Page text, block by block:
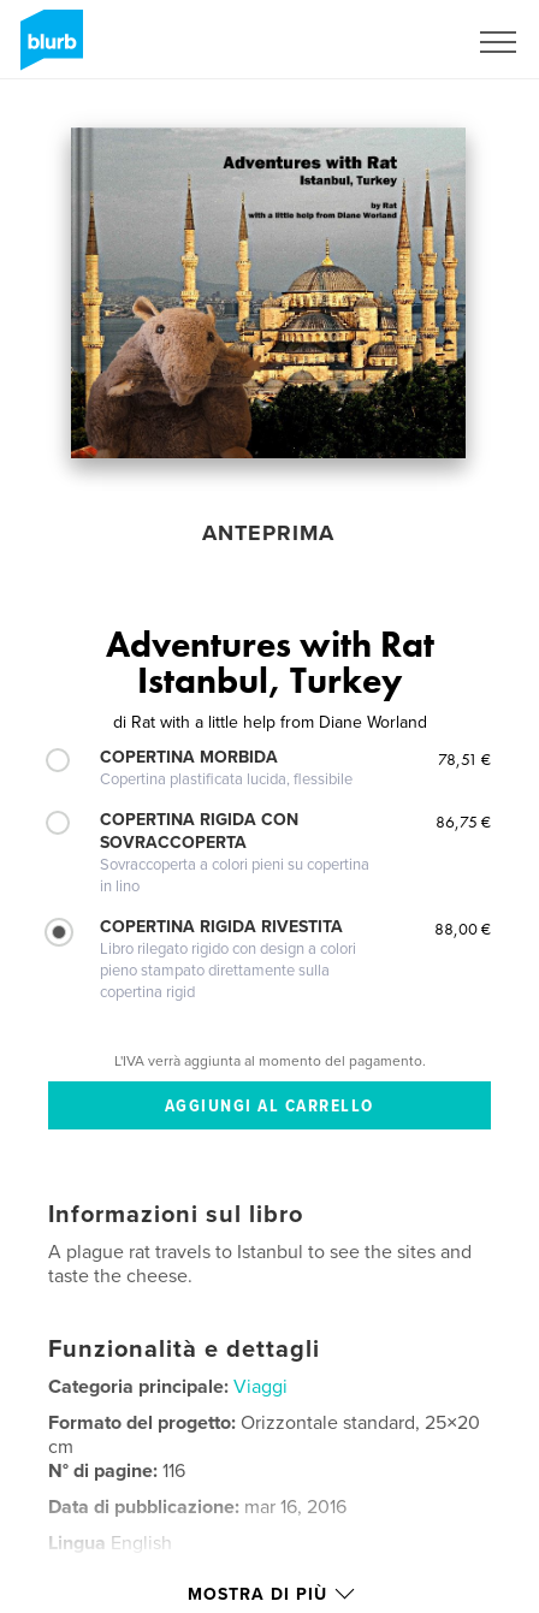
ANTEPRIMA
Adventures with Rat
Istanbul, Turkey
di Rat with a little help from Diane Worland
COPERTINA MORBIDA
Copertina plastificata lucida, flessibile
78,51 €
COPERTINA RIGIDA CON
SOVRACCOPERTA
Sovraccoperta a colori pieni su copertina
in lino
86,75 €
COPERTINA RIGIDA RIVESTITA
Libro rilegato rigido con design a colori
pieno stampato direttamente sulla
copertina rigid
88,00 €
L'IVA verrà aggiunta al momento del pagamento.
Informazioni sul libro
A plague rat travels to Istanbul to see the sites and
taste the cheese.
Funzionalità e dettagli
Categoria principale: Viaggi
Formato del progetto:Orizzontale standard, 25×20
cm
N° di pagine:116
Data di pubblicazione: mar 16, 2016
Lingua English
MOSTRA DI PIÙ